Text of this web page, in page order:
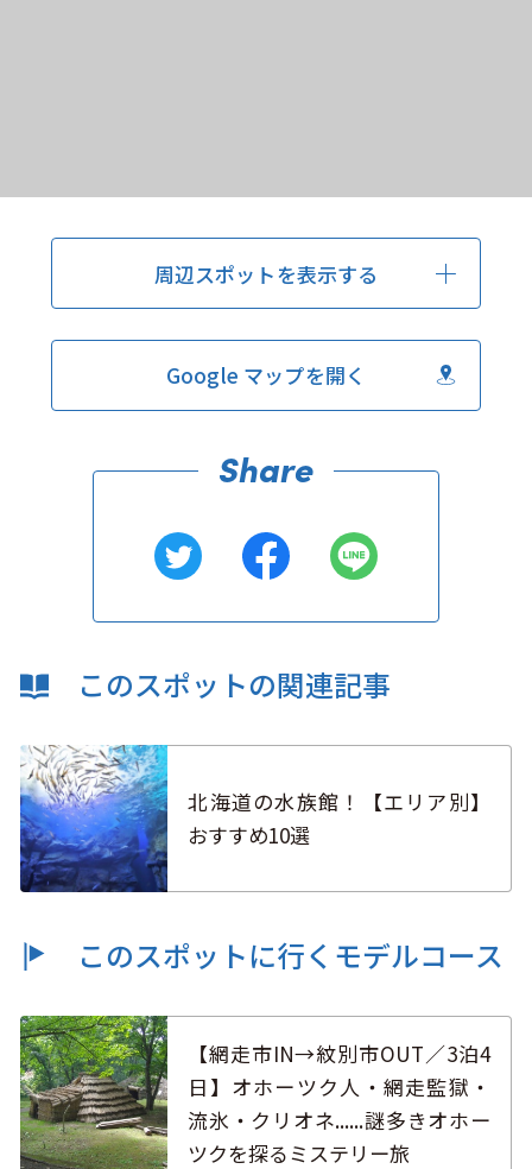
周辺スポットを表示する
Google マップを開く
このスポットの関連記事
北海道の水族館！【エリア別】
おすすめ10選
このスポットに行くモデルコース
【網走市IN→紋別市OUT／3泊4
日】オホーツク人・網走監獄・
流氷・クリオネ......謎多きオホー
ツクを探るミステリー旅